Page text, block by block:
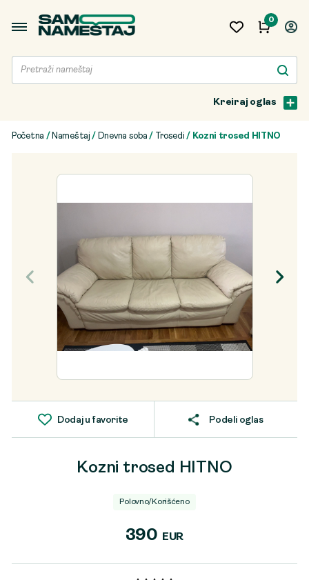
0
Kreiraj oglas
Početna / Nameštaj / Dnevna soba / Trosedi / Kozni trosed HITNO
Dodaj u favorite Podeli oglas
Kozni trosed HITNO
Polovno/Korišćeno
390 EUR